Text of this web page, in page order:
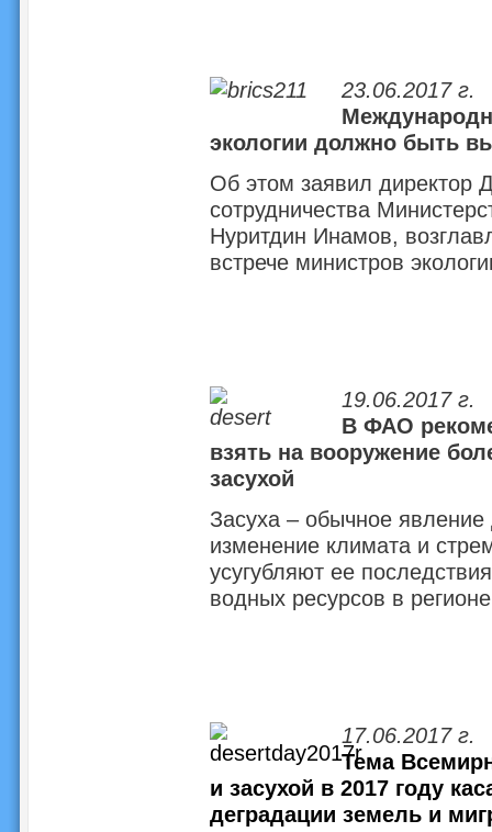
23.06.2017 г.
экологии должно быть
Об этом заявил директор
сотрудничества
Нуритдин Инамов,
встрече министров
19.06.2017 г.
В ФАО
взять на вооружение
засухой
Засуха – обычное
изменение климата и
усугубляют ее
водных ресурсов в
17.06.2017 г.
Тема
и засухой в 2017 году
деградации земель и